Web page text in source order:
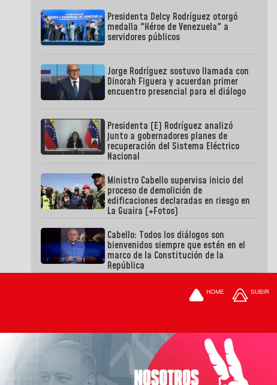
Presidenta Delcy Rodríguez otorgó
medalla "Héroe de Venezuela" a
servidores públicos
Jorge Rodríguez sostuvo llamada con
Dinorah Figuera y acuerdan primer
encuentro presencial para el diálogo
Presidenta (E) Rodríguez analizó
junto a gobernadores planes de
recuperación del Sistema Eléctrico
Nacional
Ministro Cabello supervisa inicio del
proceso de demolición de
edificaciones declaradas en riesgo en
La Guaira (+Fotos)
Cabello: Todos los diálogos son
bienvenidos siempre que estén en el
marco de la Constitución de la
República
HOME SUBIR